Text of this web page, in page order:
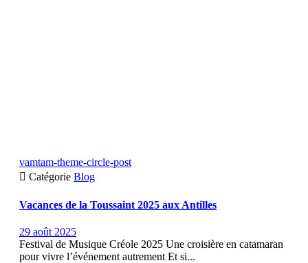
vamtam-theme-circle-post
 Catégorie Blog
Vacances de la Toussaint 2025 aux Antilles
29 août 2025
Festival de Musique Créole 2025 Une croisière en catamaran
pour vivre l’événement autrement Et si...